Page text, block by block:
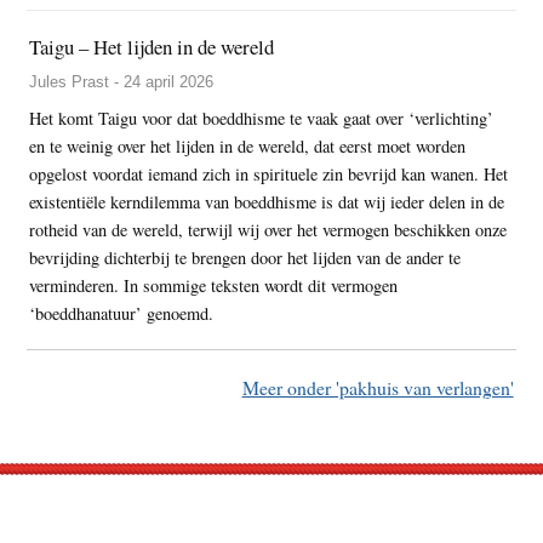
Taigu – Het lijden in de wereld
Jules Prast - 24 april 2026
Het komt Taigu voor dat boeddhisme te vaak gaat over ‘verlichting’
en te weinig over het lijden in de wereld, dat eerst moet worden
opgelost voordat iemand zich in spirituele zin bevrijd kan wanen. Het
existentiële kerndilemma van boeddhisme is dat wij ieder delen in de
rotheid van de wereld, terwijl wij over het vermogen beschikken onze
bevrijding dichterbij te brengen door het lijden van de ander te
verminderen. In sommige teksten wordt dit vermogen
‘boeddhanatuur’ genoemd.
Meer onder 'pakhuis van verlangen'